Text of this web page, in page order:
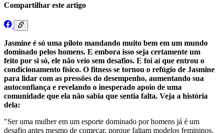
Compartilhar este artigo
Jasmine é só uma piloto mandando muito bem em um mundo
dominado pelos homens. E embora isso seja certamente um
feito por si só, ele não veio sem desafios. E foi aí que entrou o
condicionamento físico. O fitness se tornou o refúgio de Jasmine
para lidar com as pressões do desempenho, aumentando sua
autoconfiança e revelando o inesperado apoio de uma
comunidade que ela não sabia que sentia falta. Veja a história
dela:
"Ser uma mulher em um esporte dominado por homens já é um
desafio antes mesmo de começar, porque faltam modelos femininos.